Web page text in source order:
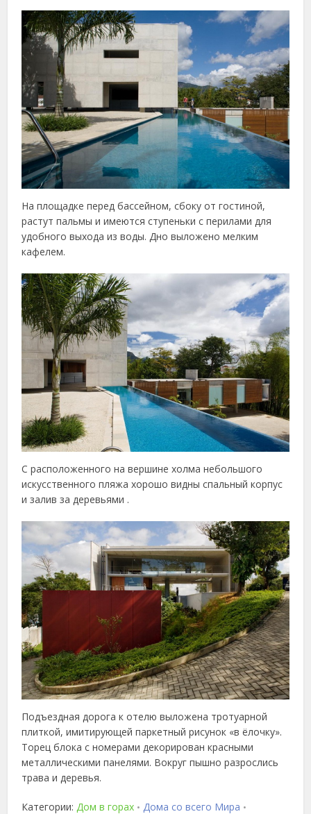
На площадке перед бассейном, сбоку от гостиной,
растут пальмы и имеются ступеньки с перилами для
удобного выхода из воды. Дно выложено мелким
кафелем.
С расположенного на вершине холма небольшого
искусственного пляжа хорошо видны спальный корпус
и залив за деревьями .
Подъездная дорога к отелю выложена тротуарной
плиткой, имитирующей паркетный рисунок «в ёлочку».
Торец блока с номерами декорирован красными
металлическими панелями. Вокруг пышно разрослись
трава и деревья.
Категории:Дом в горах • Дома со всего Мира •